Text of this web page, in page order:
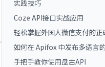
实践技巧
Coze API接口实战应用
轻松掌握外国人微信支付的正
如何在 Apifox 中发布多语言的
手把手教你使用盘古API